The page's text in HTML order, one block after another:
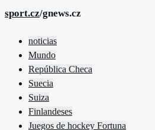
sport.cz/gnews.cz
noticias
Mundo
República Checa
Suecia
Suiza
Finlandeses
Juegos de hockey Fortuna